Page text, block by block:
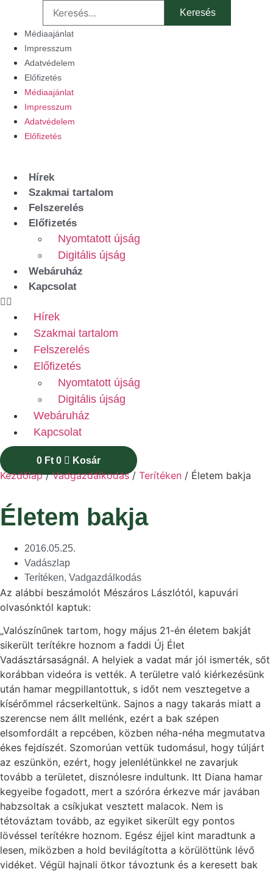
tartalomhoz
Keresés:
Médiaajánlat
Impresszum
Adatvédelem
Előfizetés
Médiaajánlat
Impresszum
Adatvédelem
Előfizetés
Hírek
Szakmai tartalom
Felszerelés
Előfizetés
Nyomtatott újság
Digitális újság
Webáruház
Kapcsolat
Hírek
Szakmai tartalom
Felszerelés
Előfizetés
Nyomtatott újság
Digitális újság
Webáruház
Kapcsolat
0 Ft 0 Kosár
Kezdőlap/Vadgazdálkodás/ Terítéken / Életem bakja
Életem bakja
2016.05.25.
Vadászlap
Terítéken, Vadgazdálkodás
Az alábbi beszámolót Mészáros Lászlótól, kapuvári
olvasónktól kaptuk:
„Valószínűnek tartom, hogy május 21-én életem bakját
sikerült terítékre hoznom a faddi Új Élet
Vadásztársaságnál. A helyiek a vadat már jól ismerték, sőt
korábban videóra is vették. A területre való kiérkezésünk
után hamar megpillantottuk, s időt nem vesztegetve a
kísérőmmel rácserkeltünk. Sajnos a nagy takarás miatt a
szerencse nem állt mellénk, ezért a bak szépen
elsomfordált a repcében, közben néha-néha megmutatva
ékes fejdíszét. Szomorúan vettük tudomásul, hogy túljárt
az eszünkön, ezért, hogy jelenlétünkkel ne zavarjuk
tovább a területet, disznólesre indultunk. Itt Diana hamar
kegyeibe fogadott, mert a szóróra érkezve már javában
habzsoltak a csíkjukat vesztett malacok. Nem is
tétováztam tovább, az egyiket sikerült egy pontos
lövéssel terítékre hoznom. Egész éjjel kint maradtunk a
lesen, miközben a hold bevilágította a körülöttünk lévő
vidéket. Végül hajnali ötkor távoztunk és a keresett bak